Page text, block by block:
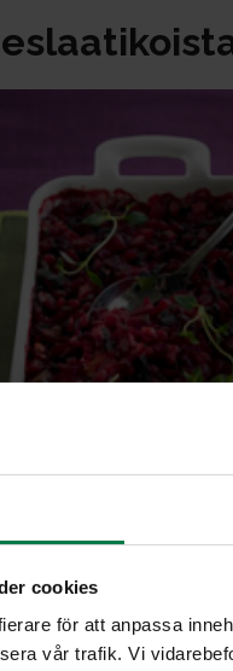
cookies
för att anpassa
vår trafik. Vi